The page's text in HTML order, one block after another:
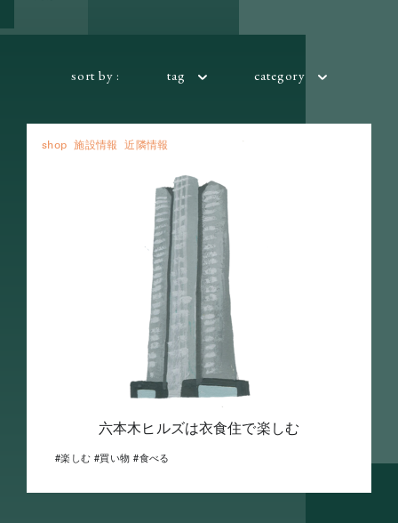
sort by : tag category
shop 施設情報 近隣情報
六本木ヒルズは衣食住で楽しむ
楽しむ 買い物 食べる